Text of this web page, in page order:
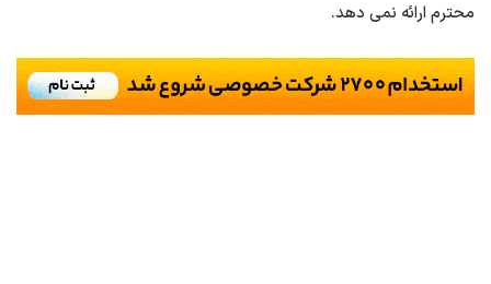
محترم ارائه نمی دهد.